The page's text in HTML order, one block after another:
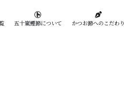
五十嵐鰹節について かつお節へのこだわり